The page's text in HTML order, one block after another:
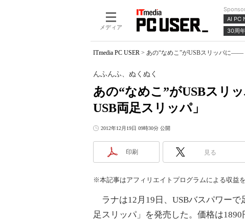
メディア
AI PC
30周年
ITmedia PC USER > あの“なめこ”がUSBスリッパに――
あの“なめこ”がUSBスリ
USB両足スリッパ」
んふんふ、ぬくぬく
2012年12月19日 09時30分 公開
印刷 見る
※本記事はアフィリエイトプログラムによる収益
ラナは12月19日、USBバスパワーで
足スリッパ」を発売した。価格は1890